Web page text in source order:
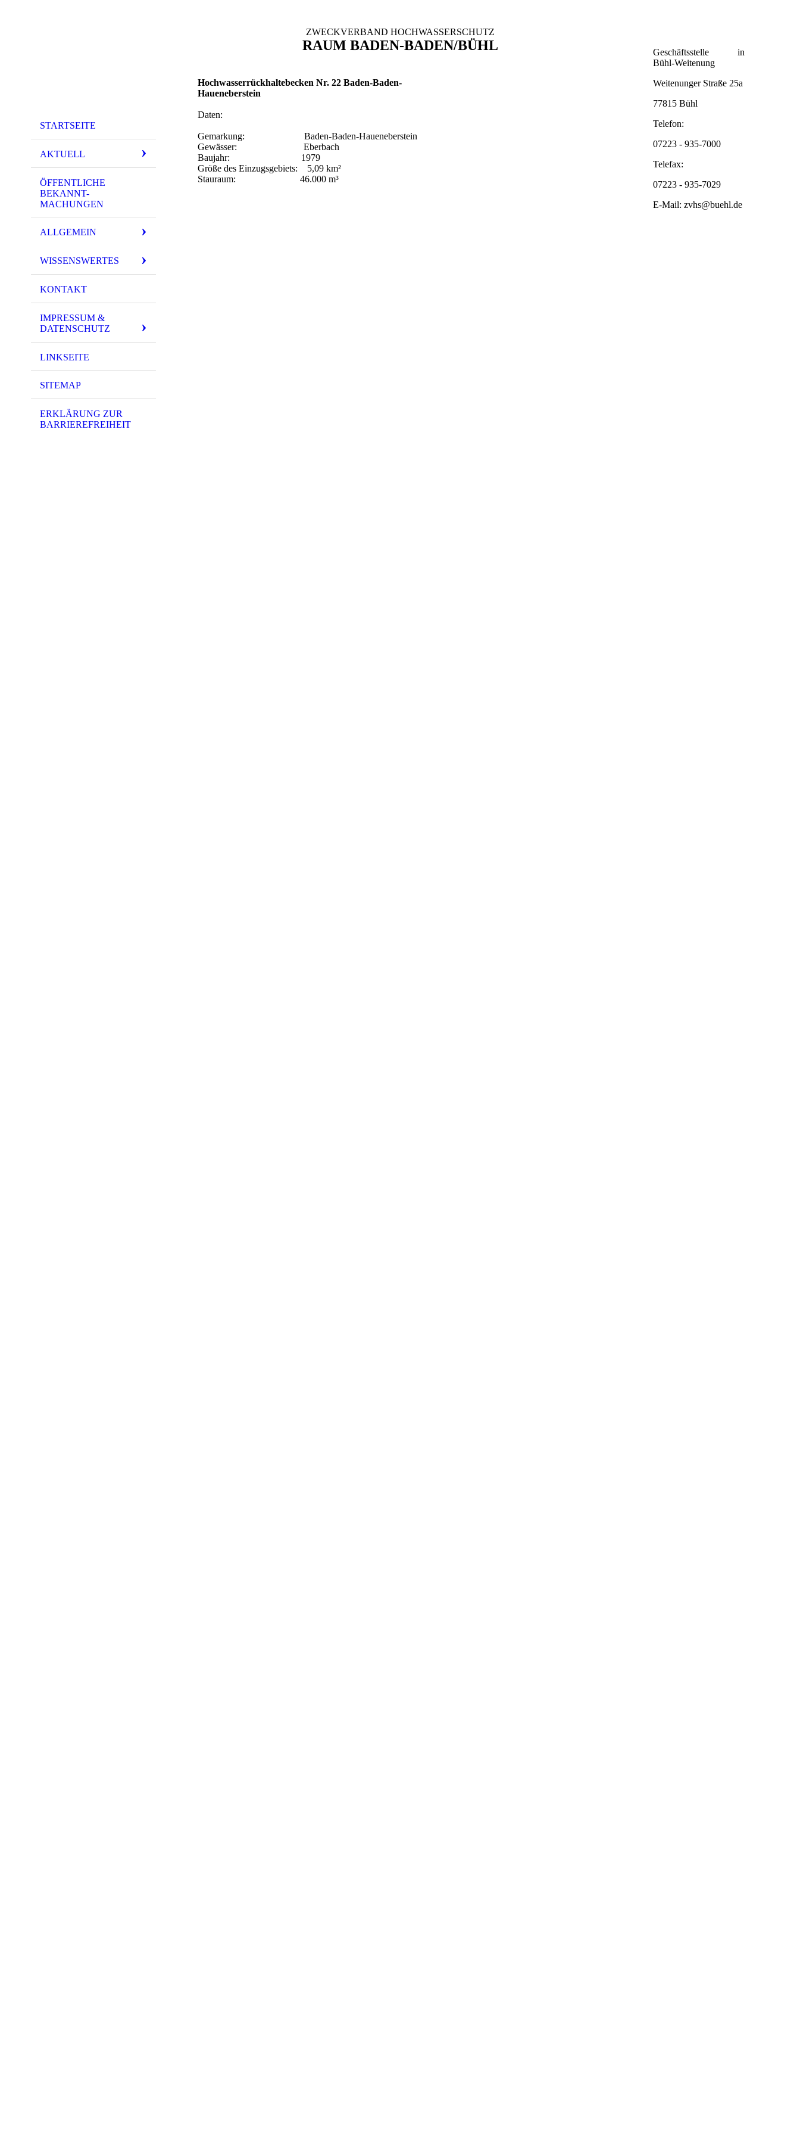
STARTSEITE
AKTUELL
ÖFFENTLICHE
BEKANNT-
MACHUNGEN
ALLGEMEIN
WISSENSWERTES
KONTAKT
IMPRESSUM &
DATENSCHUTZ
LINKSEITE
SITEMAP
ERKLÄRUNG ZUR
BARRIEREFREIHEIT
ZWECKVERBAND HOCHWASSERSCHUTZ
RAUM BADEN-BADEN/BÜHL
Hochwasserrückhaltebecken Nr. 22 Baden-Baden-
Haueneberstein
Daten:
Gemarkung: Baden-Baden-Haueneberstein
Gewässer: Eberbach
Baujahr: 1979
Größe des Einzugsgebiets: 5,09 km²
Stauraum: 46.000 m³
Geschäftsstelle in
Bühl-Weitenung
Weitenunger Straße 25a
77815 Bühl
Telefon:
07223 - 935-7000
Telefax:
07223 - 935-7029
E-Mail: zvhs@buehl.de